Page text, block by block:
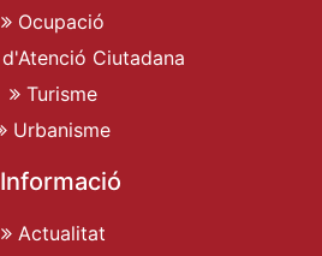
Ocupació
Ciutadana
Turisme
Urbanisme
Informació
Actualitat